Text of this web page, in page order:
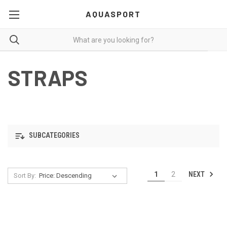
AQUASPORT
STRAPS
SUBCATEGORIES
Sort By: 1 2 NEXT